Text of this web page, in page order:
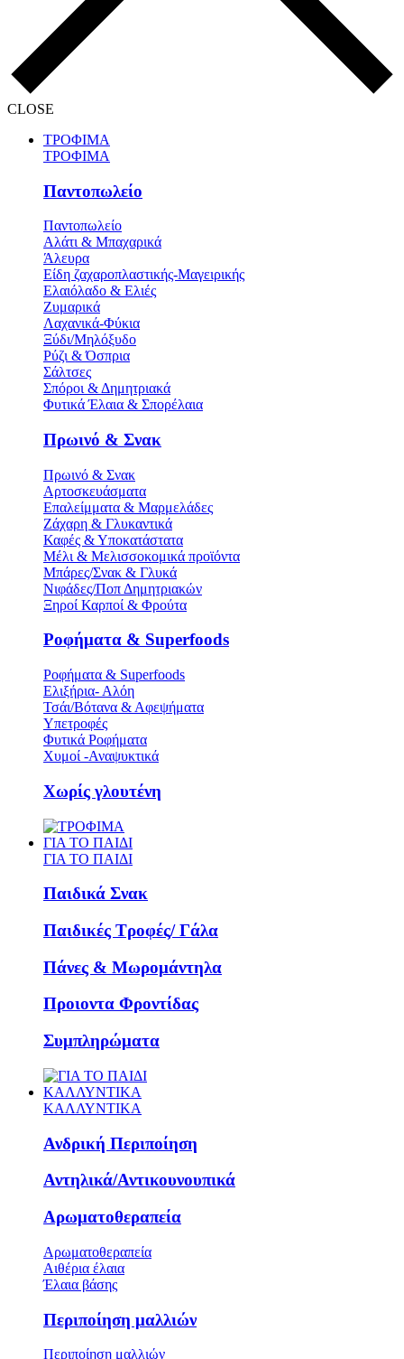
CLOSE
ΤΡΟΦΙΜΑ
ΤΡΟΦΙΜΑ
Παντοπωλείο
Παντοπωλείο
Αλάτι & Μπαχαρικά
Άλευρα
Είδη ζαχαροπλαστικής-Μαγειρικής
Ελαιόλαδο & Ελιές
Ζυμαρικά
Λαχανικά-Φύκια
Ξύδι/Μηλόξυδο
Ρύζι & Όσπρια
Σάλτσες
Σπόροι & Δημητριακά
Φυτικά Έλαια & Σπορέλαια
Πρωινό & Σνακ
Πρωινό & Σνακ
Αρτοσκευάσματα
Επαλείμματα & Μαρμελάδες
Ζάχαρη & Γλυκαντικά
Καφές & Υποκατάστατα
Μέλι & Μελισσοκομικά προϊόντα
Μπάρες/Σνακ & Γλυκά
Νιφάδες/Ποπ Δημητριακών
Ξηροί Καρποί & Φρούτα
Ροφήματα & Superfoods
Ροφήματα & Superfoods
Ελιξήρια- Αλόη
Τσάι/Βότανα & Αφεψήματα
Υπετροφές
Φυτικά Ροφήματα
Χυμοί -Αναψυκτικά
Χωρίς γλουτένη
ΓΙΑ ΤΟ ΠΑΙΔΙ
ΓΙΑ ΤΟ ΠΑΙΔΙ
Παιδικά Σνακ
Παιδικές Τροφές/ Γάλα
Πάνες & Μωρομάντηλα
Προιοντα Φροντίδας
Συμπληρώματα
ΚΑΛΛΥΝΤΙΚΑ
ΚΑΛΛΥΝΤΙΚΑ
Ανδρική Περιποίηση
Αντηλικά/Αντικουνουπικά
Αρωματοθεραπεία
Αρωματοθεραπεία
Αιθέρια έλαια
Έλαια βάσης
Περιποίηση μαλλιών
Περιποίηση μαλλιών